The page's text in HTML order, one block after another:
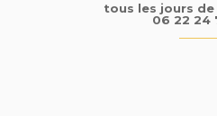
tous les jours de
06 22 24